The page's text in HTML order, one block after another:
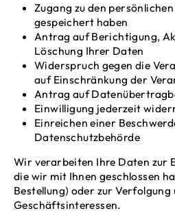
Zugang zu den
gespeichert haben
Antrag auf Berichtigung,
Löschung Ihrer Daten
Widerspruch gegen die
auf Einschränkung der
Antrag auf
Einwilligung jederzeit
Einreichen einer
Datenschutzbehörde
Wir verarbeiten Ihre Daten zur
die wir mit Ihnen geschlossen
Bestellung) oder zur
Geschäftsinteressen.